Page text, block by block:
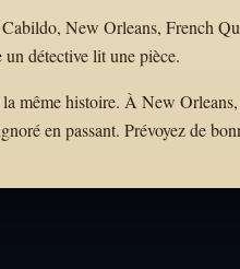
New Orleans, French
détective lit une pièce.
même histoire. À New
en passant. Prévoyez de